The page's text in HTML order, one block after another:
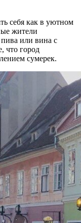
себя как в уютном
жители
или вина с
что город
сумерек.